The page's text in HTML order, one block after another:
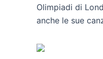
Olimpiadi di
anche le sue